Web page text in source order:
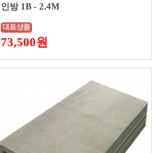
인방 1B - 2.4M
73,500원